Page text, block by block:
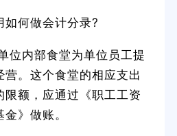
如何做会计分录?
位内部食堂为单位员工提
。这个食堂的相应支出
限额，应通过《职工工资
》做账。